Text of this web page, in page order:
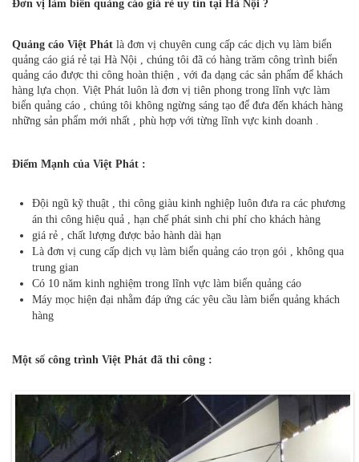
​Đơn vị làm biển quảng cáo giá rẻ uy tín tại Hà Nội ?
Quảng cáo Việt Phát là đơn vị chuyên cung cấp các dịch vụ làm biển
quảng cáo giá rẻ tại Hà Nội , chúng tôi đã có hàng trăm công trình biển
quảng cáo được thi công hoàn thiện , với đa dạng các sản phẩm để khách
hàng lựa chọn. Việt Phát luôn là đơn vị tiên phong trong lĩnh vực làm
biển quảng cáo , chúng tôi không ngừng sáng tạo để đưa đến khách hàng
những sản phẩm mới nhất , phù hợp với từng lĩnh vực kinh doanh .
Điểm Mạnh của Việt Phát :
Đội ngũ kỹ thuật , thi công giàu kinh nghiệp luôn đưa ra các phương
án thi công hiệu quả , hạn chế phát sinh chi phí cho khách hàng
giá rẻ , chất lượng được bảo hành dài hạn
Là đơn vị cung cấp dịch vụ làm biển quảng cáo trọn gói , không qua
trung gian
Có 10 năm kinh nghiệm trong lĩnh vực làm biển quảng cáo
Máy mọc hiện đại nhằm đáp ứng các yêu cầu làm biển quảng khách
hàng
Một số công trình Việt Phát đã thi công :